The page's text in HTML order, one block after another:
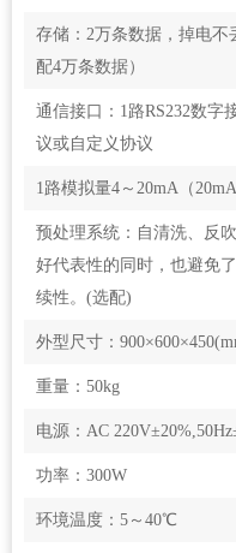
存储：2万条数据，掉电
配4万条数据）
通信接口：1路RS232数字
议或自定义协议
1路模拟量4～20mA（
预处理系统：自清洗、反
好代表性的同时，也避免
续性。(选配)
外型尺寸：
重量：50kg
电源：AC
功率：300W
环境温度：5～40℃